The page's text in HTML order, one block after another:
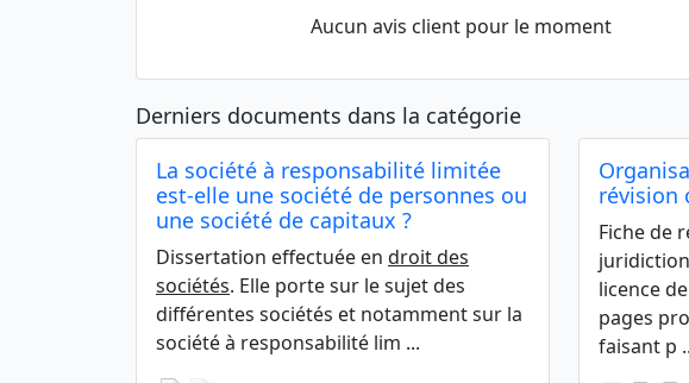
Aucun avis client pour le moment
Derniers documents dans la catégorie
La société à responsabilité limitée
est-elle une société de personnes ou
une société de capitaux ?
Dissertation effectuée en droit des
sociétés. Elle porte sur le sujet des
différentes sociétés et notamment sur la
société à responsabilité lim ...
révision
Fiche de
licence
pages
faisant p